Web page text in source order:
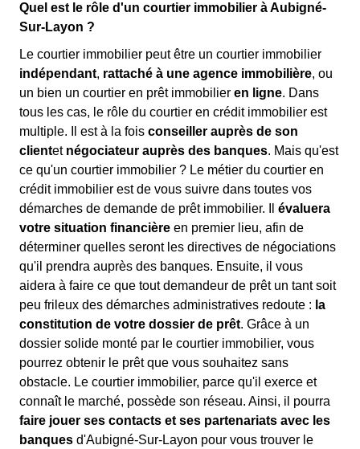
Quel est le rôle d'un courtier immobilier à Aubigné-
Sur-Layon ?
Le courtier immobilier peut être un courtier immobilier
indépendant, rattaché à une agence immobilière, ou
un bien un courtier en prêt immobilier en ligne. Dans
tous les cas, le rôle du courtier en crédit immobilier est
multiple. Il est à la fois conseiller auprès de son
clientet négociateur auprès des banques. Mais qu'est
ce qu'un courtier immobilier ? Le métier du courtier en
crédit immobilier est de vous suivre dans toutes vos
démarches de demande de prêt immobilier. Il évaluera
votre situation financière en premier lieu, afin de
déterminer quelles seront les directives de négociations
qu'il prendra auprès des banques. Ensuite, il vous
aidera à faire ce que tout demandeur de prêt un tant soit
peu frileux des démarches administratives redoute : la
constitution de votre dossier de prêt. Grâce à un
dossier solide monté par le courtier immobilier, vous
pourrez obtenir le prêt que vous souhaitez sans
obstacle. Le courtier immobilier, parce qu'il exerce et
connaît le marché, possède son réseau. Ainsi, il pourra
faire jouer ses contacts et ses partenariats avec les
banques d'Aubigné-Sur-Layon pour vous trouver le